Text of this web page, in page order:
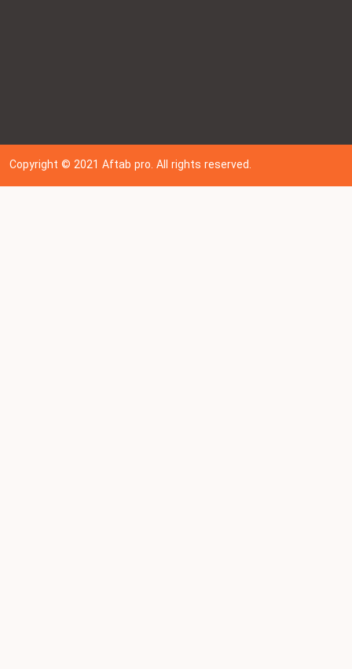
Copyright © 202 1Aftab pro. All rights reserved.